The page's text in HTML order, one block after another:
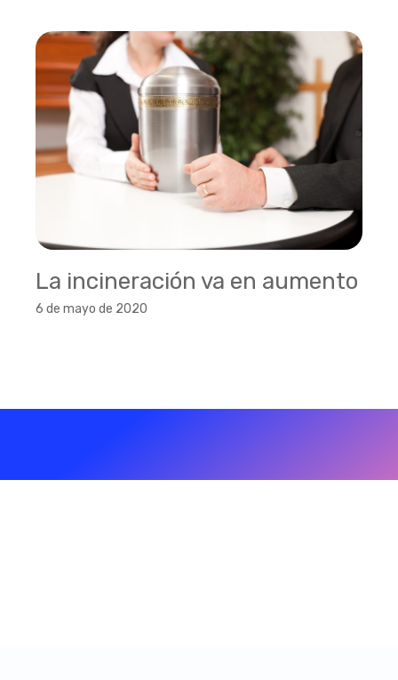
La incineración va en aumento
6 de mayo de 2020